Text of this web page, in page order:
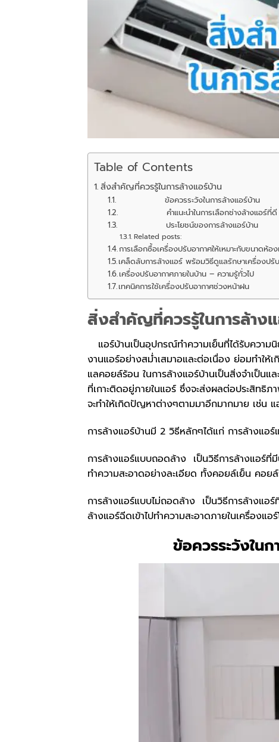
Table of Contents
สิ่งสำคัญที่ควรรู้ในการล้างแอร์บ้าน
ข้อควรระวังในการล้างแอร์บ้าน
คำแนะนำในการเลือกช่างล้างแอร์ที่ดี
ประโยชน์ของการล้างแอร์บ้าน
Related posts:
การเลือกซื้อเครื่องปรับอากาศให้เหมาะกับขนาดห้อ
เคล็ดลับการล้างแอร์ พร้อมวิธีดูแลรักษาเครื่องปรั
เครื่องปรับอากาศภายในบ้าน – ความรู้ทั่วไป
เทคนิคการใช้เครื่องปรับอากาศช่วงหน้าฝน
สิ่งสำคัญที่ควรรู้ในการล้าง
แอร์บ้านเป็นอุปกรณ์ทำความเย็นที่ได้รับความนิ
งานแอร์อย่างสม่ำเสมาอและต่อเนื่อง ย่อมทำให้
แลคอยล์ร้อน ในการล้างแอร์บ้านเป็นสิ่งจำเป็น
ที่เกาะติดอยู่ภายในแอร์ ซึ่งจะส่งผลต่อประสิทธิ
จะทำให้เกิดปัญหาต่างๆตามมาอีกมากมาย เช่น
การล้างแอร์บ้านมี 2 วิธีหลักๆได้แก่ การล้างแอ
การล้างแอร์แบบถอดล้าง เป็นวิธีการล้างแอร์
ทำความสะอาดอย่างละเอียด ทั้งคอยล์เย็น คอ
การล้างแอร์แบบไม่ถอดล้าง เป็นวิธีการล้างแอร์
ล้างแอร์ฉีดเข้าไปทำความสะอาดภายในเครื่องแ
ข้อควรระวังใน